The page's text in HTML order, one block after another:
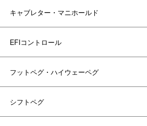
キャブレター・マニホールド
EFIコントロール
フットペグ・ハイウェーペグ
シフトペグ